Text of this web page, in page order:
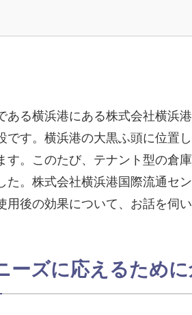
ある横浜港にある株式会社横浜
です。横浜港の大黒ふ頭に位置
す。このたび、テナント型の倉
た。株式会社横浜港国際流通セ
用後の効果について、お話を伺
ーズに応えるため